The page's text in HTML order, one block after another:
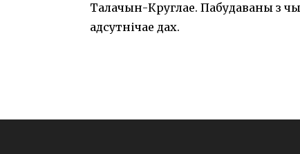
Талачын-Круглае. Пабудаваны з
адсутнічае дах.